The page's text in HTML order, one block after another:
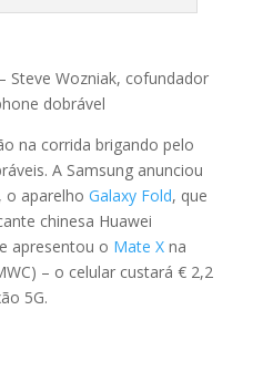
Steve Wozniak, cofundador
dobrável
na corrida brigando pelo
A Samsung anunciou
o aparelho Galaxy Fold, que
chinesa Huawei
apresentou o Mate Xna
– o celular custará € 2,2
5G.